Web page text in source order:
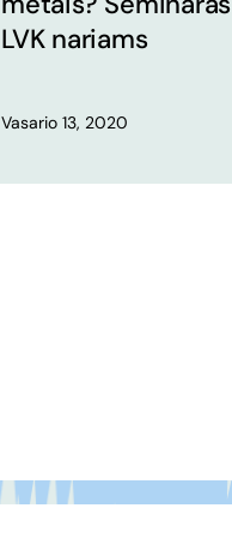
LVK nariams
Vasario 13, 2020